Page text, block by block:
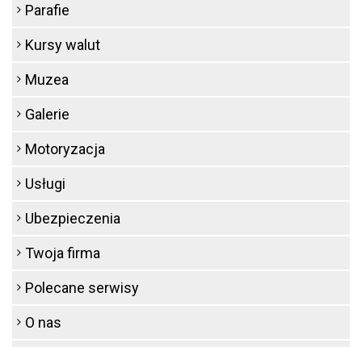
Parafie
Kursy walut
Muzea
Galerie
Motoryzacja
Usługi
Ubezpieczenia
Twoja firma
Polecane serwisy
O nas